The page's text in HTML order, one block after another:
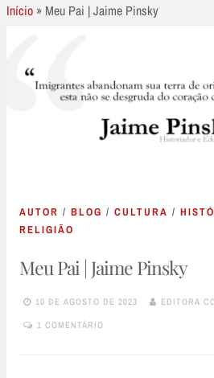
Início » Meu Pai | Jaime Pinsky
AUTOR / BLOG / CULTURA /
RELIGIÃO
Meu Pai | Jaime Pinsky
10 DE AGOSTO DE 2023 EDITORA
1 COMENTÁRIO